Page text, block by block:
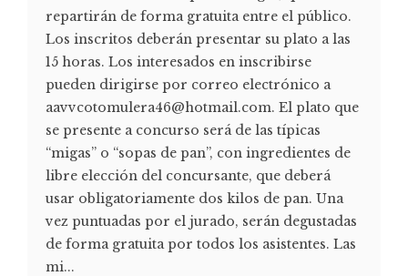
repartirán de forma gratuita entre el público.
Los inscritos deberán presentar su plato a las
15 horas. Los interesados en inscribirse
pueden dirigirse por correo electrónico a
aavvcotomulera46@hotmail.com. El plato que
se presente a concurso será de las típicas
“migas” o “sopas de pan”, con ingredientes de
libre elección del concursante, que deberá
usar obligatoriamente dos kilos de pan. Una
vez puntuadas por el jurado, serán degustadas
de forma gratuita por todos los asistentes. Las
mi...